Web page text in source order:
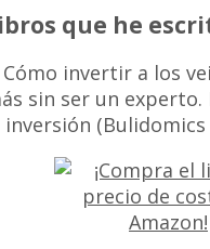
que he
invertir a los
sin ser un
inversión (Bulidomics